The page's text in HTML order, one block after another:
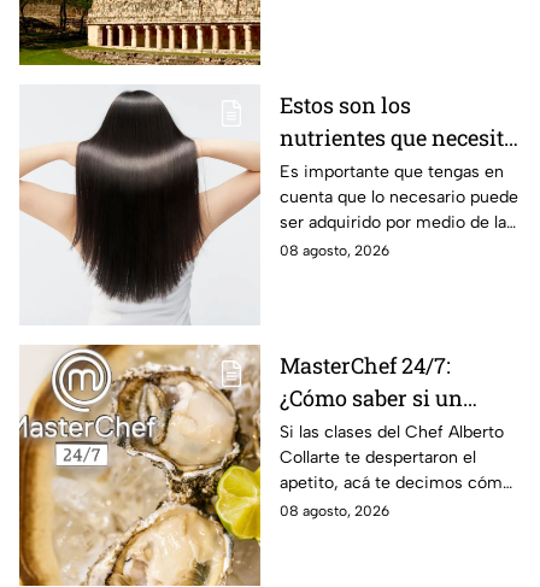
Estos son los
nutrientes que necesita
tu cabello a partir de
los 40 años
Es importante que tengas en
cuenta que lo necesario puede
ser adquirido por medio de la
alimentación.
08 agosto, 2026
MasterChef 24/7:
¿Cómo saber si un
ostión está fresco y es
seguro consumirlo?
Si las clases del Chef Alberto
Collarte te despertaron el
apetito, acá te decimos cómo
elegir los ostiones ideales para
08 agosto, 2026